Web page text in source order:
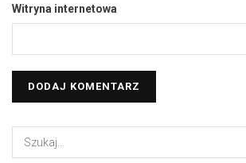
Witryna internetowa